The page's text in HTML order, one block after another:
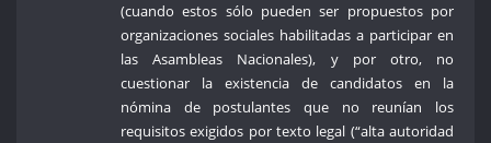
(cuando estos sólo pueden ser propuestos por
organizaciones sociales habilitadas a participar en
las Asambleas Nacionales), y por otro, no
cuestionar la existencia de candidatos en la
nómina de postulantes que no reunían los
requisitos exigidos por texto legal (“alta autoridad